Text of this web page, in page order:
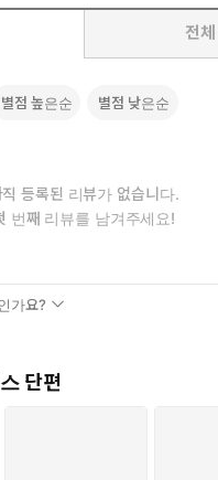
전체
별점 높은순 별점 낮은순
직 등록된 리뷰가 없습니다.
번째 리뷰를 남겨주세요!
가요?
단편